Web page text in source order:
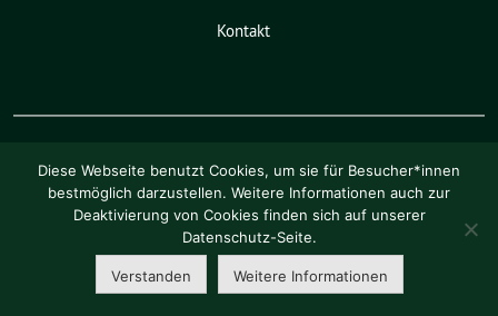
Kontakt
Pia Schellhammer benutzt das
freie grüne Themesunflower‐ ein
verdigado eG
Diese Webseite benutzt Cookies, um sie für Besucher*innen
bestmöglich darzustellen. Weitere Informationen auch zur
Deaktivierung von Cookies finden sich auf unserer
Datenschutz-Seite.
Verstanden Weitere Informationen